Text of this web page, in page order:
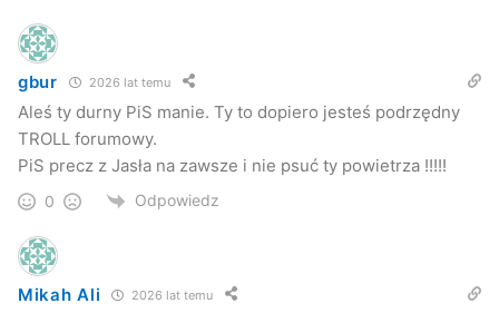
gbur 2026 lat temu
Aleś ty durny PiS manie. Ty to dopiero jesteś podrzędny
TROLL forumowy.
PiS precz z Jasła na zawsze i nie psuć ty powietrza !!!!!
0 Odpowiedz
Mikah Ali 2026 lat temu